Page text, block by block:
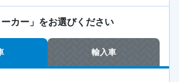
カー」をお選びください
輸入車